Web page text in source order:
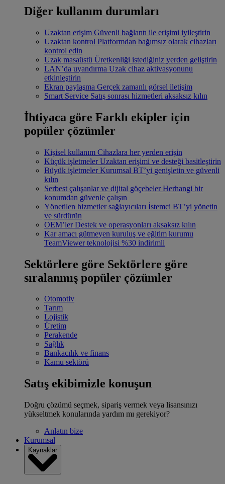
Diğer kullanım durumları
Uzaktan erişim Güvenli bağlantı ile erişimi iyileştirin
Uzaktan kontrol Platformdan bağımsız olarak cihazları
kontrol edin
Uzak masaüstü Üretkenliği istediğiniz yerden geliştirin
LAN’da uyandırma Uzak cihaz aktivasyonunu
etkinleştirin
Ekran paylaşma Gerçek zamanlı görsel iletişim
Smart Service Satış sonrası hizmetleri aksaksız kılın
İhtiyaca göre Farklı ekipler için
popüler çözümler
Kişisel kullanım Cihazlara her yerden erişin
Küçük işletmeler Uzaktan erişimi ve desteği basitleştirin
Büyük işletmeler Kurumsal BT’yi genişletin ve güvenli
kılın
Serbest çalışanlar ve dijital göçebeler Herhangi bir
konumdan güvenle çalışın
Yönetilen hizmetler sağlayıcıları İstemci BT’yi yönetin
ve sürdürün
OEM’ler Destek ve operasyonları aksaksız kılın
Kar amacı gütmeyen kuruluş ve eğitim kurumu
TeamViewer teknolojisi %30 indirimli
Sektörlere göre Sektörlere göre
sıralanmış popüler çözümler
Otomotiv
Tarım
Lojistik
Üretim
Perakende
Sağlık
Bankacılık ve finans
Kamu sektörü
Satış ekibimizle konuşun
Doğru çözümü seçmek, sipariş vermek veya lisansınızı
yükseltmek konularında yardım mı gerekiyor?
Anlatın bize
Kurumsal
Kaynaklar